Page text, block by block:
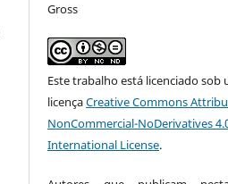
Gross
Este trabalho está licenciado sob
licençaCreative Commons
NonCommercial-NoDerivatives
International License.